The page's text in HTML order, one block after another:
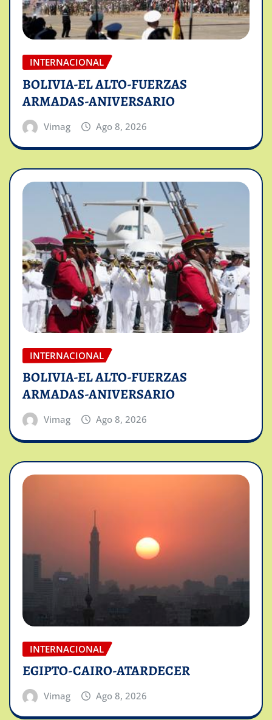
INTERNACIONAL
BOLIVIA-EL ALTO-FUERZAS
ARMADAS-ANIVERSARIO
Vimag Ago 8, 2026
INTERNACIONAL
BOLIVIA-EL ALTO-FUERZAS
ARMADAS-ANIVERSARIO
Vimag Ago 8, 2026
INTERNACIONAL
EGIPTO-CAIRO-ATARDECER
Vimag Ago 8, 2026